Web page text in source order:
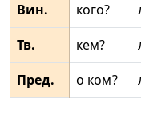
Вин.
кого?
Тв.
кем?
Пред.
о ком?